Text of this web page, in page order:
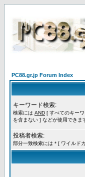
PC88.gr.jp Forum Index
キーワード検索:
検索には AND [ すべてのキー
を含まない ] などが使用でき
投稿者検索:
部分一致検索には * [ ワイルド